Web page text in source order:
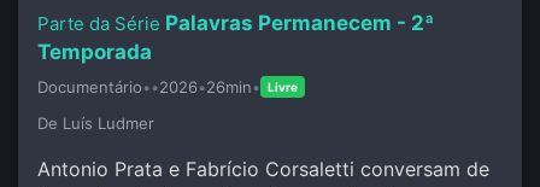
Palavras Permanecem - 2ª
Temporada
Documentário••2026•26min• Livre
De Luí­s Ludmer
Antonio Prata e Fabrício Corsaletti conversam de